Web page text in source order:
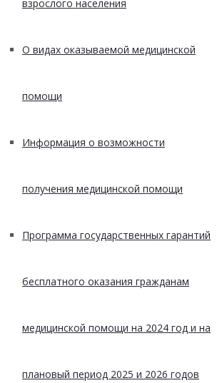
взрослого населения
О видах оказываемой медицинской
помощи
Информация о возможности
получения медицинской помощи
Программа государственных гарантий
бесплатного оказания гражданам
медицинской помощи на 2024 год и на
плановый период 2025 и 2026 годов